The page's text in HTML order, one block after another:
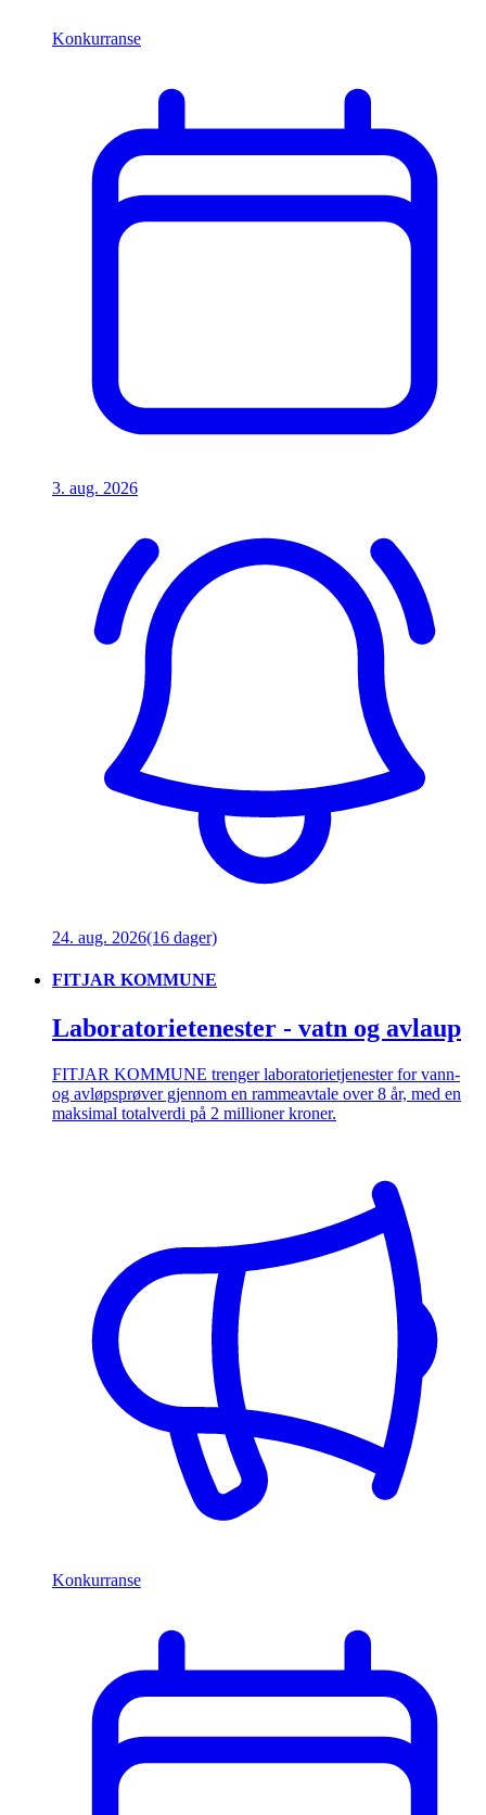
Konkurranse
3. aug. 2026
24. aug. 2026(16 dager)
FITJAR KOMMUNE
Laboratorietenester - vatn og avlaup
FITJAR KOMMUNE trenger laboratorietjenester for vann-
og avløpsprøver gjennom en rammeavtale over 8 år, med en
maksimal totalverdi på 2 millioner kroner.
Konkurranse